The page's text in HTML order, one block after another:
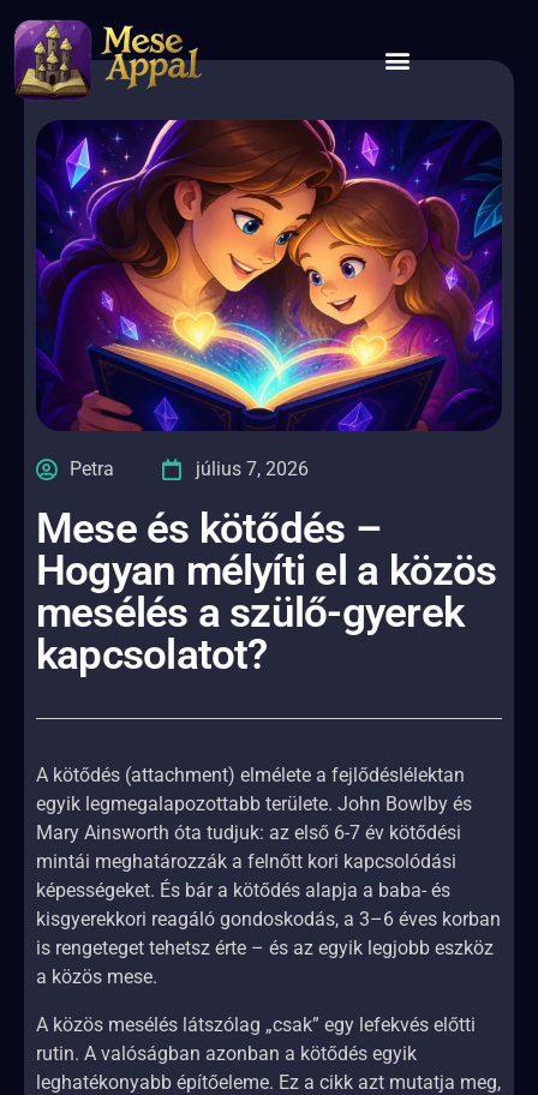
Petra július 7, 2026
Mese és kötődés –
Hogyan mélyíti el a közös
mesélés a szülő-gyerek
kapcsolatot?
A kötődés (attachment) elmélete a fejlődéslélektan
egyik legmegalapozottabb területe. John Bowlby és
Mary Ainsworth óta tudjuk: az első 6-7 év kötődési
mintái meghatározzák a felnőtt kori kapcsolódási
képességeket. És bár a kötődés alapja a baba- és
kisgyerekkori reagáló gondoskodás, a 3–6 éves korban
is rengeteget tehetsz érte – és az egyik legjobb eszköz
a közös mese.
A közös mesélés látszólag „csak” egy lefekvés előtti
rutin. A valóságban azonban a kötődés egyik
leghatékonyabb építőeleme. Ez a cikk azt mutatja meg,